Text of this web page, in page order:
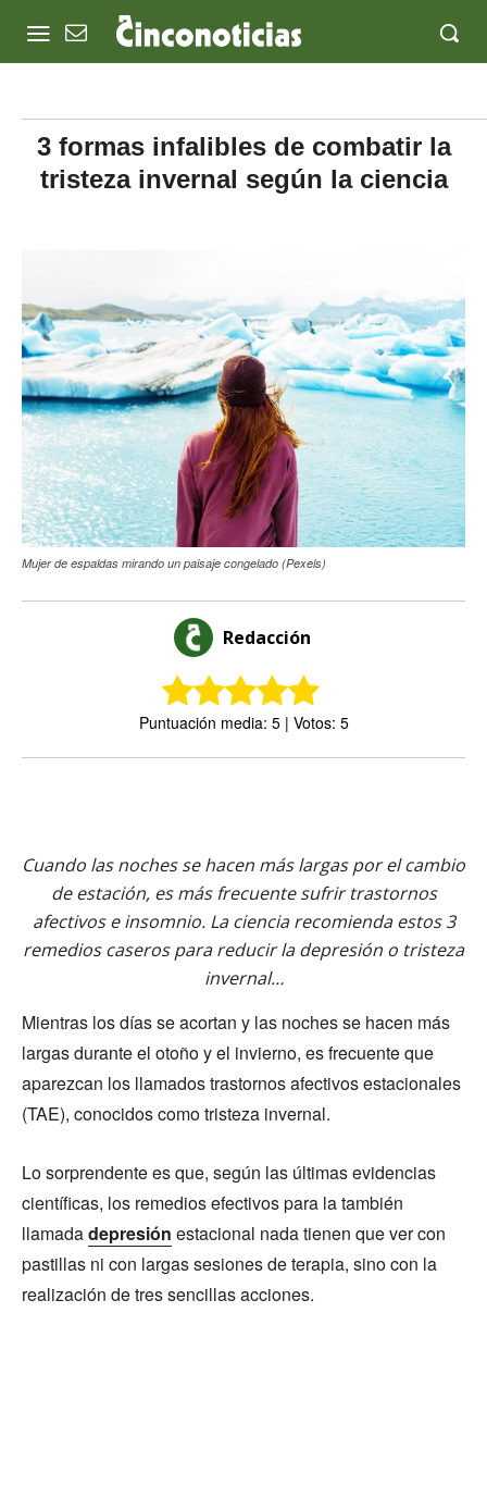
3 formas infalibles de combatir la
tristeza invernal según la ciencia
Mujer de espaldas mirando un paisaje congelado (Pexels)
Redacción
Puntuación media: 5 | Votos: 5
Cuando las noches se hacen más largas por el cambio
de estación, es más frecuente sufrir trastornos
afectivos e insomnio. La ciencia recomienda estos 3
remedios caseros para reducir la depresión o tristeza
invernal…
Mientras los días se acortan y las noches se hacen más
largas durante el otoño y el invierno, es frecuente que
aparezcan los llamados trastornos afectivos estacionales
(TAE), conocidos como tristeza invernal.
Lo sorprendente es que, según las últimas evidencias
científicas, los remedios efectivos para la también
llamadadepresión estacional nada tienen que ver con
pastillas ni con largas sesiones de terapia, sino con la
realización de tres sencillas acciones.